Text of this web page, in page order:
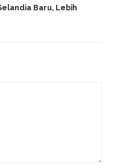
Baru, Lebih